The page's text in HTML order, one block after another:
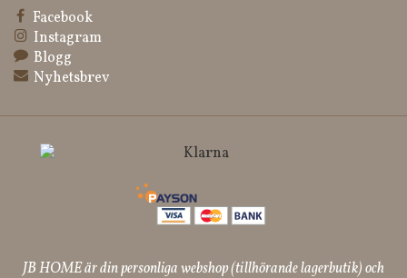
Facebook
Instagram
Blogg
Nyhetsbrev
JB HOME är din personliga webshop (tillhörande lagerbutik) och